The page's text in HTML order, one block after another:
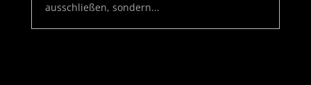
ausschließen, sondern...